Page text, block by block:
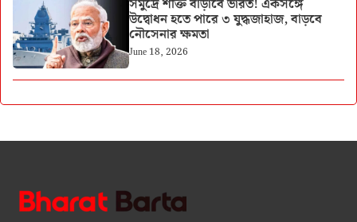
সমুদ্রে শক্তি বাড়াবে ভারত! একসঙ্গে
উদ্বোধন হতে পারে ৩ যুদ্ধজাহাজ, বাড়বে
নৌসেনার ক্ষমতা
June 18, 2026